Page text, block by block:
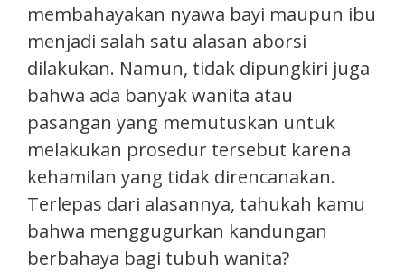
membahayakan nyawa bayi maupun ibu
menjadi salah satu alasan aborsi
dilakukan. Namun, tidak dipungkiri juga
bahwa ada banyak wanita atau
pasangan yang memutuskan untuk
melakukan prosedur tersebut karena
kehamilan yang tidak direncanakan.
Terlepas dari alasannya, tahukah kamu
bahwa menggugurkan kandungan
berbahaya bagi tubuh wanita?